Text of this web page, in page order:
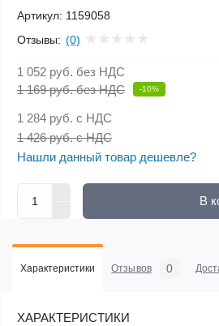
Артикул: 1159058
Отзывы: (0)
1 052 руб. без НДС
1 169 руб. без НДС
-10%
1 284 руб. с НДС
1 426 руб. с НДС
Нашли данный товар дешевле?
В
Характеристики Отзывов 0
ХАРАКТЕРИСТИКИ